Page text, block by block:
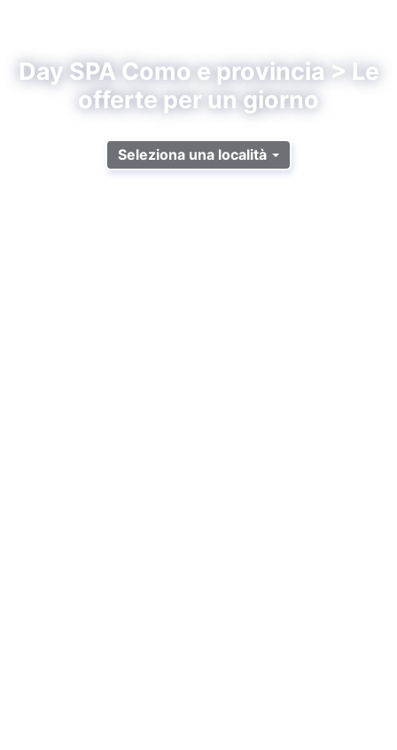
Day SPA Como e provincia > Le
offerte per un giorno
Seleziona una località